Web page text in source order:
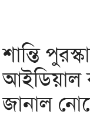
শান্তি
আইডিয়াল
জানাল